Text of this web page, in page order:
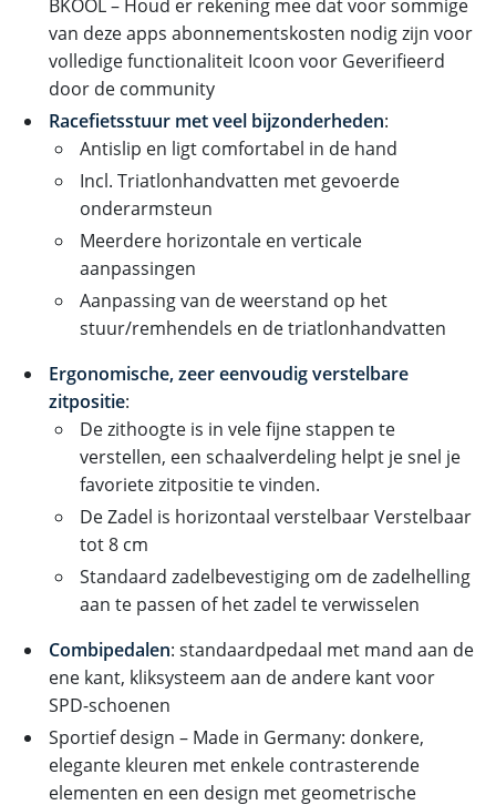
BKOOL – Houd er rekening mee dat voor sommige
van deze apps abonnementskosten nodig zijn voor
volledige functionaliteit Icoon voor Geverifieerd
door de community
Racefietsstuur met veel bijzonderheden:
Antislip en ligt comfortabel in de hand
Incl. Triatlonhandvatten met gevoerde
onderarmsteun
Meerdere horizontale en verticale
aanpassingen
Aanpassing van de weerstand op het
stuur/remhendels en de triatlonhandvatten
Ergonomische, zeer eenvoudig verstelbare
zitpositie:
De zithoogte is in vele fijne stappen te
verstellen, een schaalverdeling helpt je snel je
favoriete zitpositie te vinden.
De Zadel is horizontaal verstelbaar Verstelbaar
tot 8 cm
Standaard zadelbevestiging om de zadelhelling
aan te passen of het zadel te verwisselen
Combipedalen: standaardpedaal met mand aan de
ene kant, kliksysteem aan de andere kant voor
SPD-schoenen
Sportief design – Made in Germany: donkere,
elegante kleuren met enkele contrasterende
elementen en een design met geometrische